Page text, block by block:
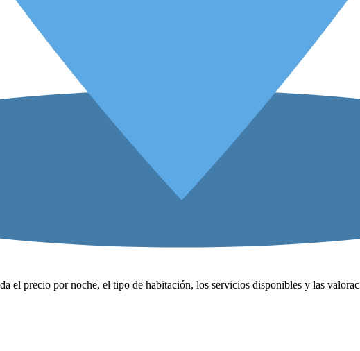
el precio por noche, el tipo de habitación, los servicios disponibles y las